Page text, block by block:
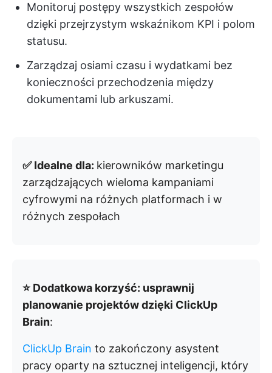
Monitoruj postępy wszystkich zespołów
dzięki przejrzystym wskaźnikom KPI i polom
statusu.
Zarządzaj osiami czasu i wydatkami bez
konieczności przechodzenia między
dokumentami lub arkuszami.
✅ Idealne dla: kierowników marketingu
zarządzających wieloma kampaniami
cyfrowymi na różnych platformach i w
różnych zespołach
⭐ Dodatkowa korzyść: usprawnij
planowanie projektów dzięki ClickUp
Brain:
ClickUp Brain to zakończony asystent
pracy oparty na sztucznej inteligencji, który